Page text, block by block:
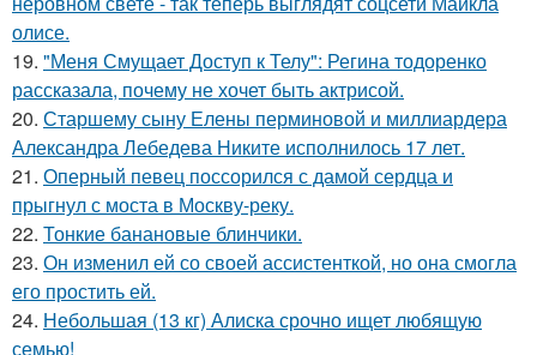
олисе.
19. "Меня Смущает Доступ к Телу": Регина тодоренко
рассказала, почему не хочет быть актрисой.
20. Старшему сыну Елены перминовой и миллиардера
Александра Лебедева Никите исполнилось 17 лет.
21. Оперный певец поссорился с дамой сердца и
прыгнул с моста в Москву-реку.
22. Тонкие банановые блинчики.
23. Он изменил ей со своей ассистенткой, но она смогла
его простить ей.
24. Небольшая (13 кг) Алиска срочно ищет любящую
семью!